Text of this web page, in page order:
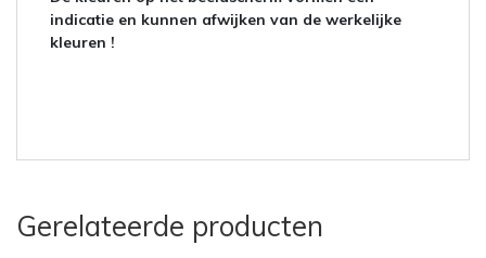
indicatie en kunnen afwijken van de werkelijke
kleuren !
Gerelateerde producten